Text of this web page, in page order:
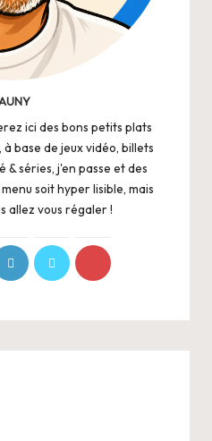
ici des bons petits plats
base de jeux vidéo, billets
& séries, j'en passe et des
soit hyper lisible, mais
allez vous régaler !